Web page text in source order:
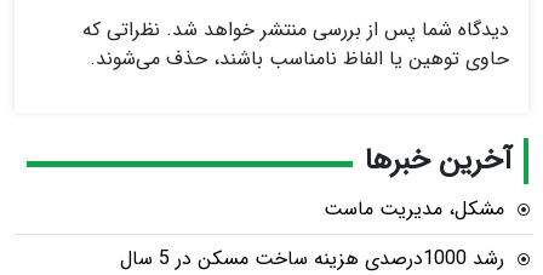
دیدگاه شما پس از بررسی منتشر خواهد شد. نظراتی که
حاوی توهین یا الفاظ نامناسب باشند، حذف می‌شوند.
آخرین خبرها
مشکل، مدیریت ماست
رشد 1000درصدی هزینه ساخت مسکن در 5 سال